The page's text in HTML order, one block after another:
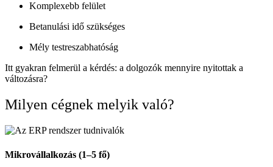
Komplexebb felület
Betanulási idő szükséges
Mély testreszabhatóság
Itt gyakran felmerül a kérdés: a dolgozók mennyire nyitottak a
változásra?
Milyen cégnek melyik való?
Mikrovállalkozás (1–5 fő)